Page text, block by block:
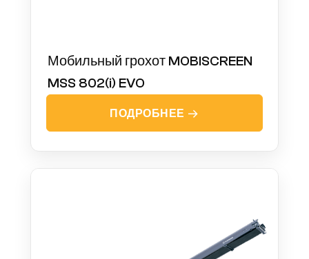
Мобильный грохот MOBISCREEN
MSS 802(i) EVO